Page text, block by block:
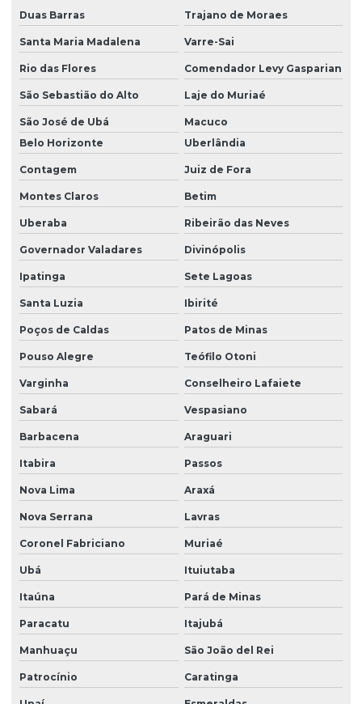
Licença prévia e licença de instalação
Licença prévia licença de instalação licença de operação
Licenciamento ambiental de aterro sanitário
Licenciamento ambiental de atividades rurais
Licenciamento ambiental de barragens
Licenciamento ambiental para construção civil
Licenciamento ambiental para empresas
Licenciamento ambiental de fábricas
Licenciamento ambiental industrial
Licenciamento ambiental para loteamento
Licenciamento ambiental para mineração
Licenciamento ambiental de rodovias
Licenciamento ambiental rural
Licenciamento ambiental urbano
Monitoramento ambiental análise
Monitoramento ambiental do solo
Monitoramento ambiental com drones
Monitoramento ambiental de empresas
Monitoramento ambiental de obras
Monitoramento e remediação ambiental
Obra de terraplenagem
Orçamento sondagem SPT
Duas Barras Trajano de Moraes
Santa Maria Madalena Varre-Sai
Rio das Flores Comendador Levy Gasparian
São Sebastião do Alto Laje do Muriaé
São José de Ubá
Macuco
Belo Horizonte
Uberlândia
Contagem Juiz de Fora
Montes Claros Betim
Uberaba Ribeirão das Neves
Governador Valadares Divinópolis
Ipatinga Sete Lagoas
Santa Luzia Ibirité
Poços de Caldas Patos de Minas
Pouso Alegre Teófilo Otoni
Varginha Conselheiro Lafaiete
Sabará Vespasiano
Barbacena Araguari
Itabira Passos
Nova Lima Araxá
Nova Serrana Lavras
Coronel Fabriciano Muriaé
Ubá Ituiutaba
Itaúna Pará de Minas
Paracatu Itajubá
Manhuaçu São João del Rei
Patrocínio Caratinga